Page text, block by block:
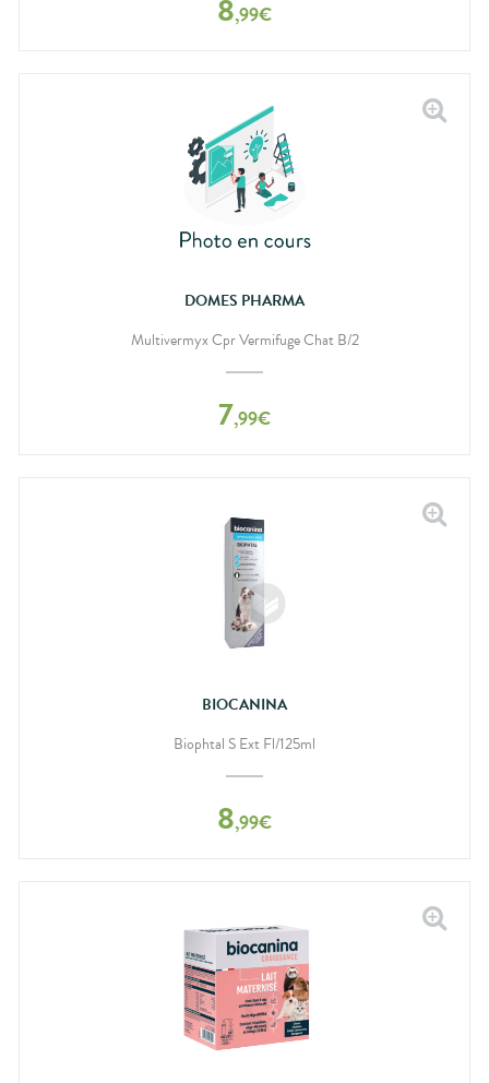
8,99€
DOMES PHARMA
Multivermyx Cpr Vermifuge Chat B/2
7,99€
BIOCANINA
Biophtal S Ext Fl/125ml
8,99€